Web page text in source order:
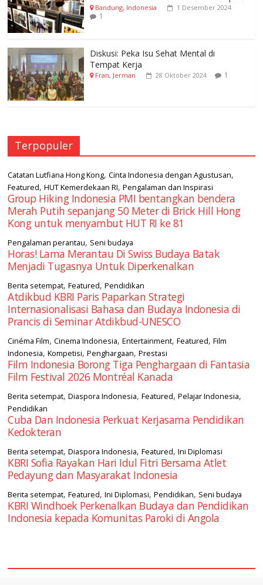
Bandung, Indonesia 1 Desember 2024
1
Diskusi: Peka Isu Sehat Mental di
Tempat Kerja
Fran, Jerman 28 Oktober 2024 1
Terpopuler
Catatan Lutfiana Hong Kong,Cinta Indonesia dengan Agustusan,
Featured,HUT Kemerdekaan RI,Pengalaman dan Inspirasi
Group Hiking Indonesia PMI bentangkan bendera
Merah Putih sepanjang 50 Meter di Brick Hill Hong
Kong untuk menyambut HUT RI ke 81
Pengalaman perantau, Seni budaya
Horas! Lama Merantau Di Swiss Budaya Batak
Menjadi Tugasnya Untuk Diperkenalkan
Berita setempat,Featured,Pendidikan
Atdikbud KBRI Paris Paparkan Strategi
Internasionalisasi Bahasa dan Budaya Indonesia di
Prancis di Seminar Atdikbud-UNESCO
Cinéma Film,Cinema Indonesia,Entertainment,Featured,Film
Indonesia,Kompetisi,Penghargaan,Prestasi
Film Indonesia Borong Tiga Penghargaan di Fantasia
Film Festival 2026 Montréal Kanada
Berita setempat,Diaspora Indonesia,Featured,Pelajar Indonesia,
Pendidikan
Cuba Dan Indonesia Perkuat Kerjasama Pendidikan
Kedokteran
Berita setempat,Diaspora Indonesia,Featured,Ini Diplomasi
KBRI Sofia Rayakan Hari Idul Fitri Bersama Atlet
Pedayung dan Masyarakat Indonesia
Berita setempat,Featured,Ini Diplomasi,Pendidikan, Seni budaya
KBRI Windhoek Perkenalkan Budaya dan Pendidikan
Indonesia kepada Komunitas Paroki di Angola